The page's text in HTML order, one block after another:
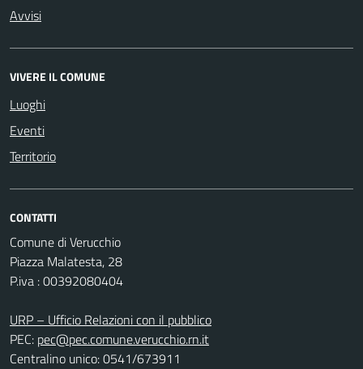
Avvisi
VIVERE IL COMUNE
Luoghi
Eventi
Territorio
CONTATTI
Comune di Verucchio
Piazza Malatesta, 28
P.iva : 00392080404
URP – Ufficio Relazioni con il pubblico
PEC: pec@pec.comune.verucchio.rn.it
Centralino unico: 0541/673911